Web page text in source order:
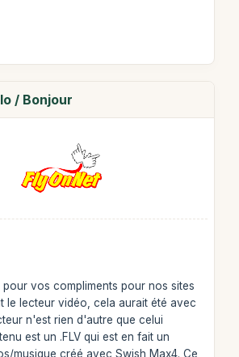
/ Bonjour
vos compliments pour nos sites
le lecteur vidéo, cela aurait été avec
n'est rien d'autre que celui
est un .FLV qui est en fait un
musique créé avec Swish Max4. Ce